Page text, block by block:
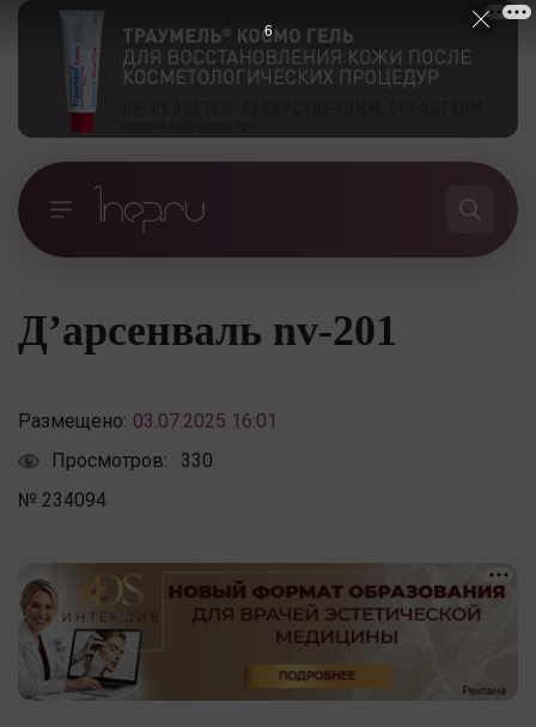
Д’арсенваль nv-201
Размещено: 03.07.2025 16:01
Просмотров:
330
№ 234094
6